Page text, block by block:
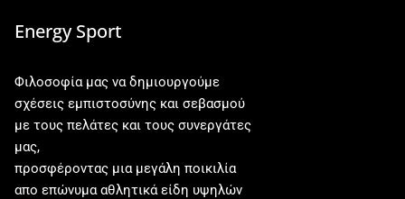
Energy Sport
Φιλοσοφία μας να δημιουργούμε
σχέσεις εμπιστοσύνης και σεβασμού
με τους πελάτες και τους συνεργάτες
μας,
προσφέροντας μια μεγάλη ποικιλία
απο επώνυμα αθλητικά είδη υψηλών